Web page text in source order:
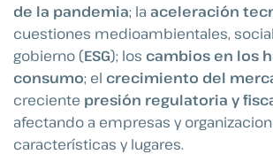
de la pandemia; la aceleración
cuestiones medioambientales,
gobierno (ESG); los cambios en los
consumo; el crecimiento del
creciente presión regulatoria y
afectando a empresas y
características y lugares.